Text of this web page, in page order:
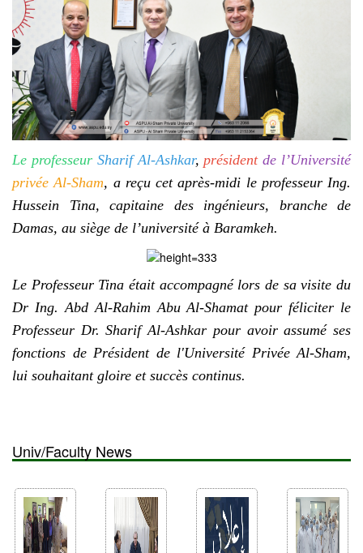
Le professeurSharif Al-Ashkar, présidentde l’Université
privée Al-Sham, a reçu cet après-midi le professeur Ing.
Hussein Tina, capitaine des ingénieurs, branche de
Damas, au siège de l’université à Baramkeh.
Le Professeur Tina était accompagné lors de sa visite du
Dr Ing. Abd Al-Rahim Abu Al-Shamat pour féliciter le
Professeur Dr. Sharif Al-Ashkar pour avoir assumé ses
fonctions de Président de l'Université Privée Al-Sham,
lui souhaitant gloire et succès continus.
Univ/Faculty News